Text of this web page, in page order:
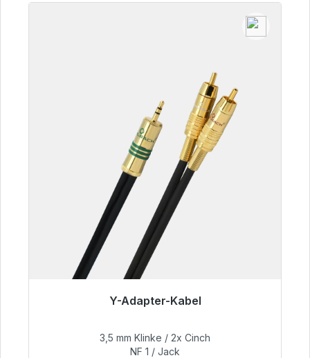
Y-Adapter-Kabel
54,99 €
3,5 mm Klinke / 2x Cinch
NF 1 / Jack